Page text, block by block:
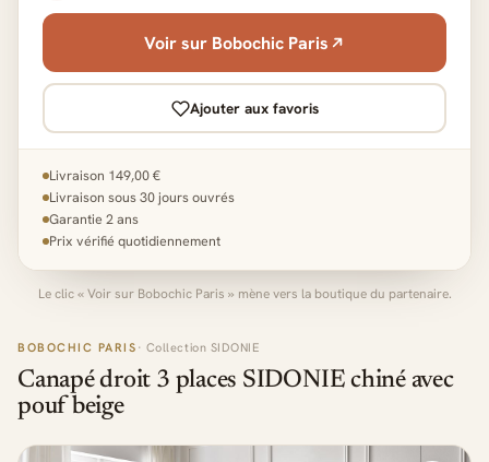
BOBOCHIC PARIS · Collection SIDONIE
Canapé droit 3 places SIDONIE chiné avec
pouf beige
Voir sur Bobochic Paris
Ajouter aux favoris
Livraison 149,00 €
Livraison sous 30 jours ouvrés
Garantie 2 ans
Prix vérifié quotidiennement
Le clic « Voir sur Bobochic Paris » mène vers la boutique du partenaire.